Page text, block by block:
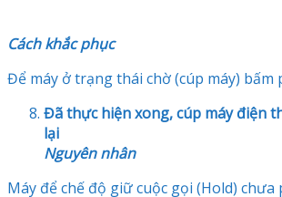
Cách khắc phục
Để máy ở trạng thái chờ (cúp máy) bấm
Đã thực hiện xong, cúp máy điện
lại
Nguyên nhân
Máy để chế độ giữ cuộc gọi (Hold) chưa